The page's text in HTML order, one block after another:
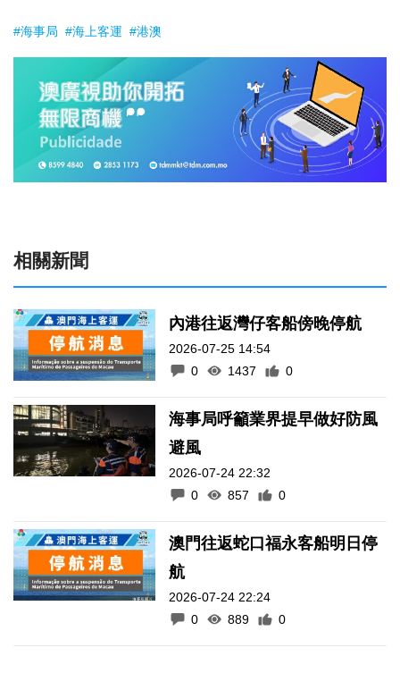
#海事局 #海上客運 #港澳
相關新聞
內港往返灣仔客船傍晚停航
2026-07-25 14:54
0
1437 0
海事局呼籲業界提早做好防風
避風
2026-07-24 22:32
0
857 0
澳門往返蛇口福永客船明日停
航
2026-07-24 22:24
0
889 0